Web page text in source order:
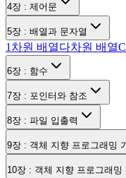
4장 : 제어문
5장 : 배열과 문자열
1차원 배열다차원 배열
6장 : 함수
7장 : 포인터와 참조
8장 : 파일 입출력
9장 : 객체 지향 프로그래밍
10장 : 객체 지향 프로그래밍